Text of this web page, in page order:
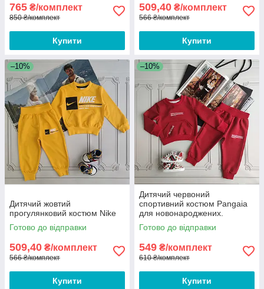
765 ₴/комплект
850 ₴/комплект
Купити
509,40 ₴/комплект
566 ₴/комплект
Купити
–10%
Дитячий жовтий
прогулянковий костюм Nike
Готово до відправки
509,40 ₴/комплект
566 ₴/комплект
Купити
–10%
Дитячий червоний
спортивний костюм Pangaia
для новонароджених.
Готово до відправки
549 ₴/комплект
610 ₴/комплект
Купити